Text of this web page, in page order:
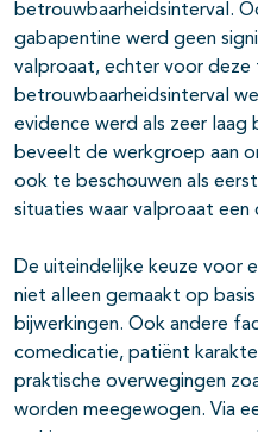
betrouwbaarheidsinterval.
gabapentine werd geen
valproaat, echter voor deze
betrouwbaarheidsinterval
evidence werd als zeer
beveelt de werkgroep aan
ook te beschouwen als
situaties waar valproaat een
De uiteindelijke keuze voor
niet alleen gemaakt op
bijwerkingen. Ook andere
comedicatie, patiënt
praktische overwegingen
worden meegewogen. Via